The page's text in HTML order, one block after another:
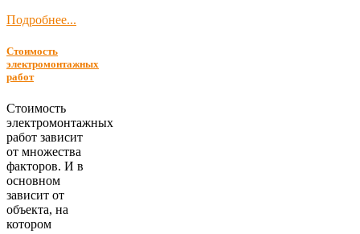
Подробнее...
Стоимость
электромонтажных
работ
Стоимость
электромонтажных
работ зависит
от множества
факторов. И в
основном
зависит от
объекта, на
котором